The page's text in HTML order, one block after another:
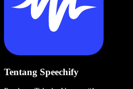
Tentang Speechify